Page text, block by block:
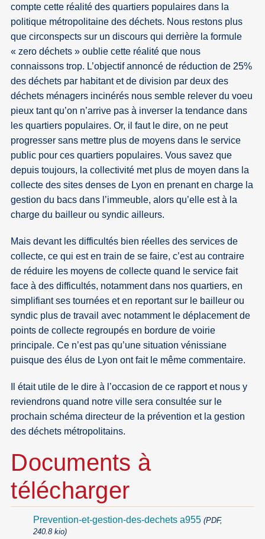
compte cette réalité des quartiers populaires dans la
politique métropolitaine des déchets. Nous restons plus
que circonspects sur un discours qui derrière la formule
« zero déchets » oublie cette réalité que nous
connaissons trop. L’objectif annoncé de réduction de 25%
des déchets par habitant et de division par deux des
déchets ménagers incinérés nous semble relever du voeu
pieux tant qu’on n’arrive pas à inverser la tendance dans
les quartiers populaires. Or, il faut le dire, on ne peut
progresser sans mettre plus de moyens dans le service
public pour ces quartiers populaires. Vous savez que
depuis toujours, la collectivité met plus de moyen dans la
collecte des sites denses de Lyon en prenant en charge la
gestion du bacs dans l’immeuble, alors qu’elle est à la
charge du bailleur ou syndic ailleurs.
Mais devant les difficultés bien réelles des services de
collecte, ce qui est en train de se faire, c’est au contraire
de réduire les moyens de collecte quand le service fait
face à des difficultés, notamment dans nos quartiers, en
simplifiant ses tournées et en reportant sur le bailleur ou
syndic plus de travail avec notamment le déplacement de
points de collecte regroupés en bordure de voirie
principale. Ce n’est pas qu’une situation vénissiane
puisque des élus de Lyon ont fait le même commentaire.
Il était utile de le dire à l’occasion de ce rapport et nous y
reviendrons quand notre ville sera consultée sur le
prochain schéma directeur de la prévention et la gestion
des déchets métropolitains.
Documents à
télécharger
Prevention-et-gestion-des-dechets a955 (PDF,
240.8 kio)